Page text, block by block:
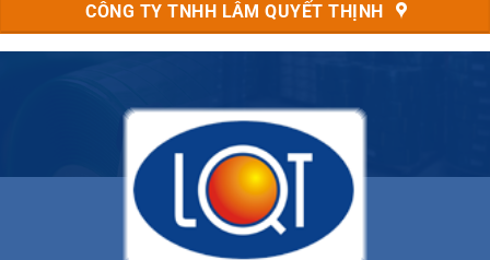
CÔNG TY TNHH LÂM QUYẾT THỊNH